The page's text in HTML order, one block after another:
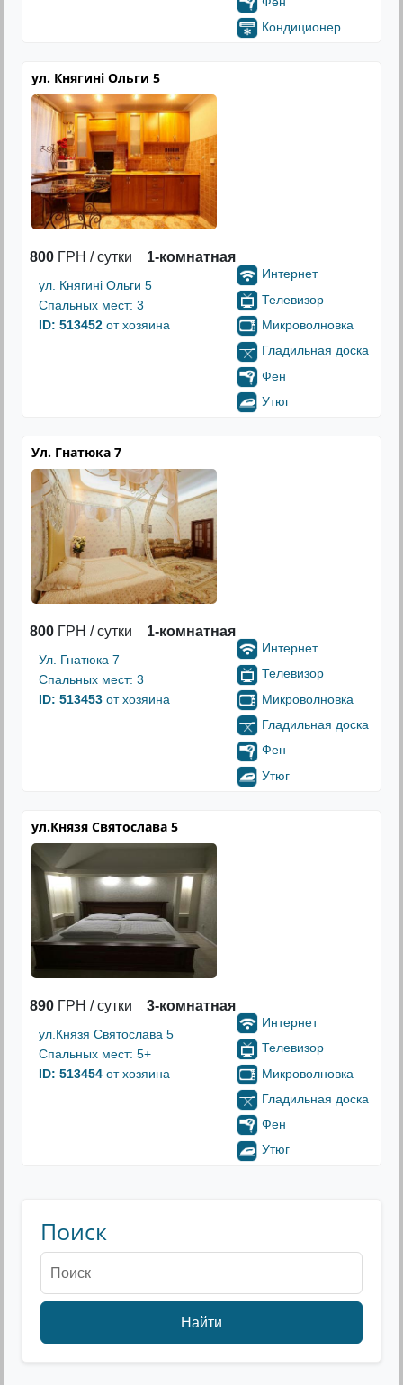
Кондиционер
ул. Княгині Ольги 5
800 ГРН / сутки 1-комнатная
ул. Княгині Ольги 5
Спальных мест: 3
ID: 513452 от хозяина
Интернет
Телевизор
Микроволновка
Гладильная доска
Фен
Утюг
Ул. Гнатюка 7
800 ГРН / сутки 1-комнатная
Ул. Гнатюка 7
Спальных мест: 3
ID: 513453 от хозяина
Интернет
Телевизор
Микроволновка
Гладильная доска
Фен
Утюг
ул.Князя Святослава 5
890 ГРН / сутки 3-комнатная
ул.Князя Святослава 5
Спальных мест: 5+
ID: 513454 от хозяина
Интернет
Телевизор
Микроволновка
Гладильная доска
Фен
Утюг
Поиск
Найти